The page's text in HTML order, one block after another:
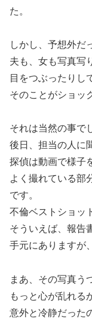
た。
しかし、予想外だ
夫も、女も写真写
目をつぶったりし
そのことがショッ
それは当然の事で
後日、担当の人に
探偵は動画で様子
よく撮れている部
です。
不倫ベストショッ
そういえば、報告
手元にありますが
まあ、その写真う
もっと心が乱れる
意外と冷静だった